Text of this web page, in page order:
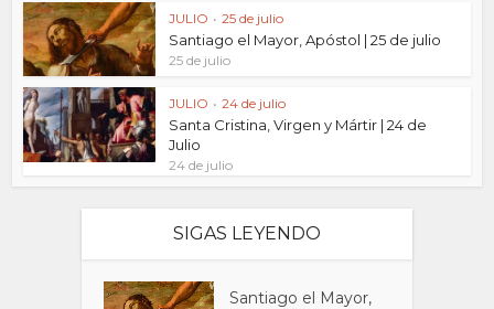
JULIO • 25 de julio
Santiago el Mayor, Apóstol | 25 de julio
25 de julio
JULIO • 24 de julio
Santa Cristina, Virgen y Mártir | 24 de
Julio
24 de julio
SIGAS LEYENDO
Santiago el Mayor,